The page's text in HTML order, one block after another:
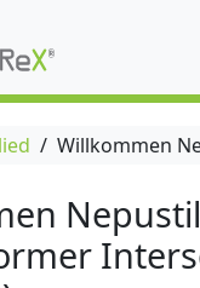
/ Willkommen